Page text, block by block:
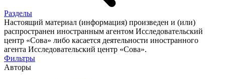
Разделы
Настоящий материал (информация) произведен и (или)
распространен иностранным агентом Исследовательский
центр «Сова» либо касается деятельности иностранного
агента Исследовательский центр «Сова».
Фильтры
Авторы